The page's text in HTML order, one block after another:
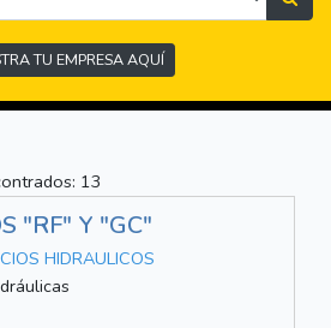
TU EMPRESA AQUÍ
13
"RF" Y "GC"
HIDRAULICOS